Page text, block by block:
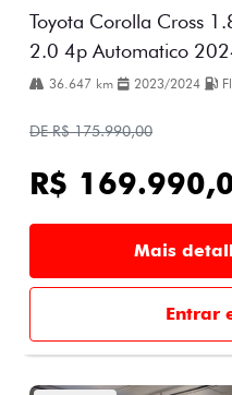
Toyota Corolla Cross
2.0 4p Automatico
36.647 km 2023/2024
DE R$ 175.990,00
R$
Mais
Entrar